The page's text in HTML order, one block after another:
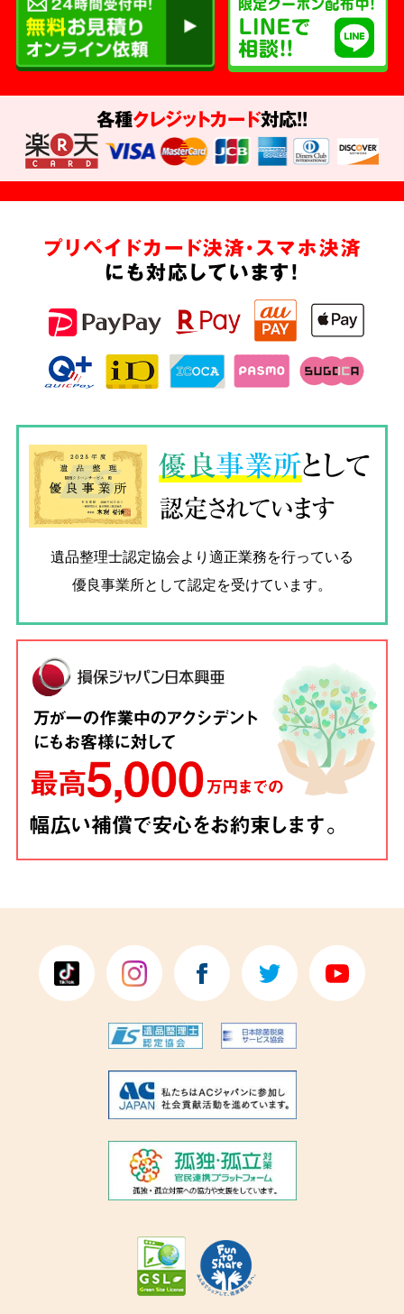
各種クレジットカード対応!!
プリペイドカード決済・スマホ決済
にも対応しています!
優良事業所として
認定されています
遺品整理士認定協会より適正業務を行っている
優良事業所として認定を受けています。